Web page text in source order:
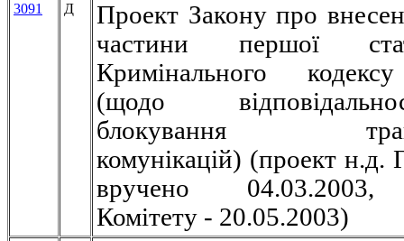
3091 Д
Проект Закону про
частини першої
Кримінального
(щодо
блокування
комунікацій) (проект н.д.
вручено 04.03.2003,
Комітету - 20.05.2003)